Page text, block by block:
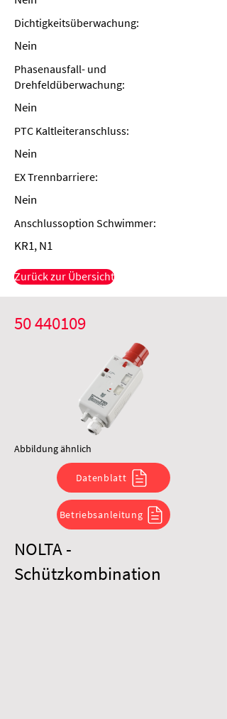
Dichtigkeitsüberwachung:
Nein
Phasenausfall- und
Drehfeldüberwachung:
Nein
PTC Kaltleiteranschluss:
Nein
EX Trennbarriere:
Nein
Anschlussoption Schwimmer:
KR1, N1
Zurück zur Übersicht
50 440109
Abbildung ähnlich
Datenblatt
Betriebsanleitung
NOLTA -
Schützkombination